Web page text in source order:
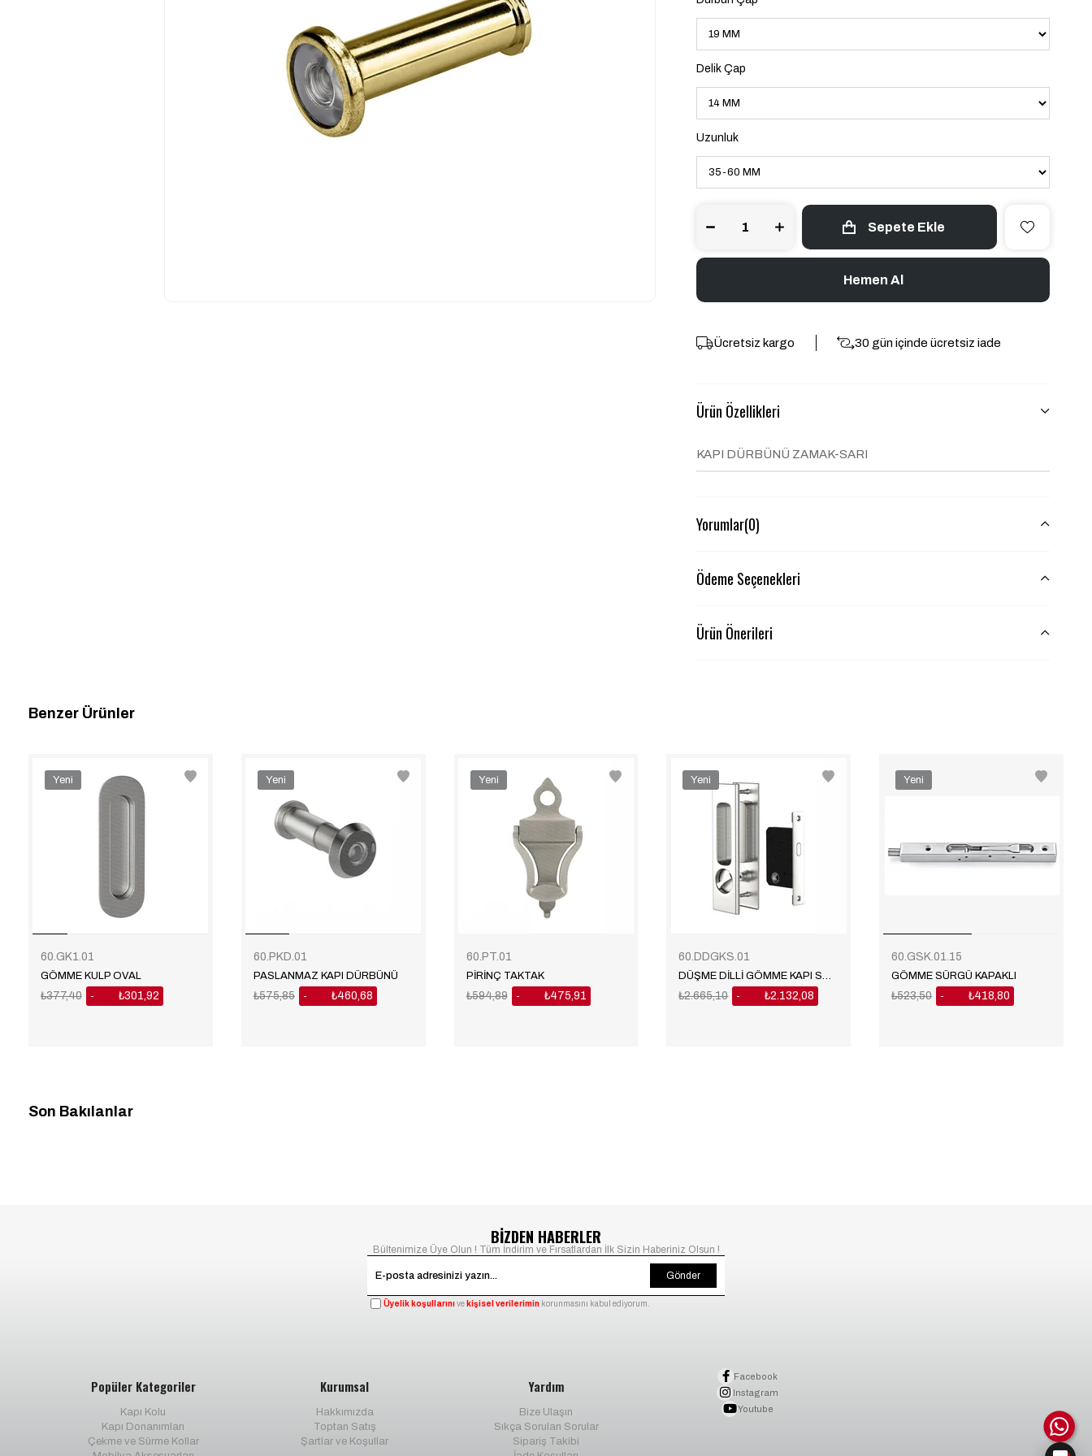
Delik Çap
Uzunluk
Ücretsiz kargo 30 gün içinde ücretsiz iade
Ürün Özellikleri
KAPI DÜRBÜNÜ ZAMAK-SARI
Yorumlar(0)
Ödeme Seçenekleri
Ürün Önerileri
Benzer Ürünler
60.GK1.01
GÖMME KULP OVAL
₺301,92
₺377,40
Yeni
60.PKD.01
PASLANMAZ KAPI DÜRBÜNÜ
₺460,68
₺575,85
Yeni
Ürün
60.PT.01
PİRİNÇ TAKTAK
₺475,91
₺594,89
Yeni
60.DDGKS.01
₺2.132,08
₺2.665,10
Yeni
60.GSK.01.15
GÖMME SÜRGÜ KAPAKLI
₺418,80
₺523,50
Yeni
Son Bakılanlar
BİZDEN HABERLER
Bültenimize Üye Olun ! Tüm İndirim ve Fırsatlardan İlk Sizin Haberiniz Olsun !
Gönder
Üyelik koşullarınıve kişisel verilerimin korunmasını kabul ediyorum.
Popüler Kategoriler
Kapı Kolu
Kapı Donanımları
Çekme ve Sürme Kollar
Kurumsal
Hakkımızda
Toptan Satış
Şartlar ve Koşullar
Yardım
Bize Ulaşın
Sıkça Sorulan Sorular
Sipariş Takibi
Facebook
Instagram
Youtube